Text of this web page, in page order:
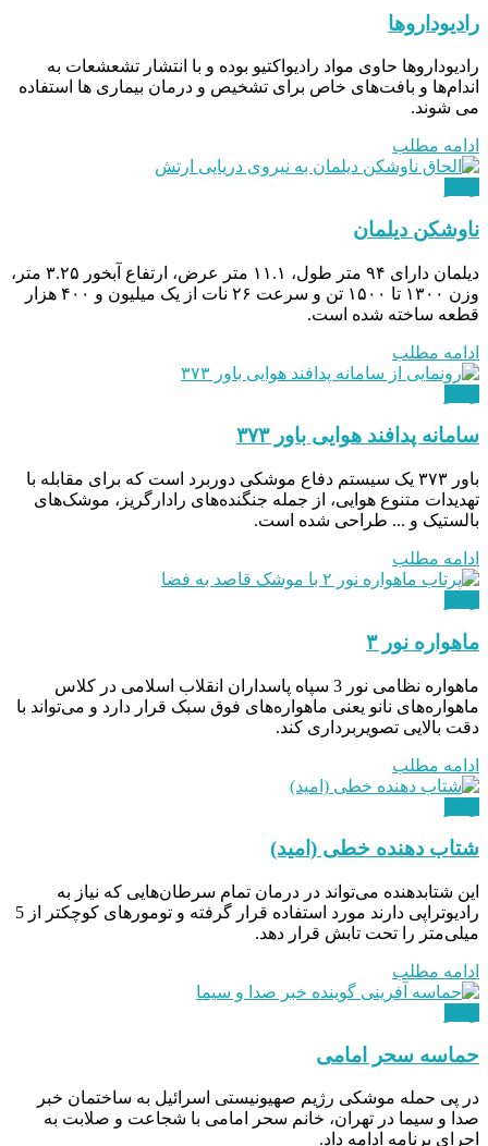
رادیوداروها
رادیوداروها حاوی مواد رادیواکتیو بوده و با انتشار تشعشعات به
اندام‌ها و بافت‌های خاص برای تشخیص و درمان بیماری ها استفاده
می شوند.
ادامه مطلب
ناوشکن دیلمان
دیلمان دارای ۹۴ متر طول، ۱۱.۱ متر عرض، ارتفاع آبخور ۳.۲۵ متر،
وزن ۱۳۰۰ تا ۱۵۰۰ تن و سرعت ۲۶ نات از یک میلیون و ۴۰۰ هزار
قطعه ساخته شده است.
ادامه مطلب
سامانه پدافند هوایی باور ۳۷۳
باور ۳۷۳ یک سیستم دفاع موشکی دوربرد است که برای مقابله با
تهدیدات متنوع هوایی، از جمله جنگنده‌های رادارگریز، موشک‌های
بالستیک و ... طراحی شده است.
ادامه مطلب
ماهواره نور ۳
ماهواره نظامی نور 3 سپاه پاسداران انقلاب اسلامی در کلاس
ماهواره‌های نانو یعنی ماهواره‌های فوق سبک قرار دارد و می‌تواند با
دقت بالایی تصویربرداری کند.
ادامه مطلب
شتاب دهنده خطی (امید)
این شتابدهنده می‌تواند در درمان تمام سرطان‌هایی که نیاز به
رادیوتراپی دارند مورد استفاده قرار گرفته و تومورهای کوچکتر از 5
میلی‌متر را تحت تابش قرار دهد.
ادامه مطلب
حماسه سحر امامی
در پی حمله موشکی رژیم صهیونیستی اسرائیل به ساختمان خبر
صدا و سیما در تهران، خانم سحر امامی با شجاعت و صلابت به
اجرای برنامه ادامه داد.